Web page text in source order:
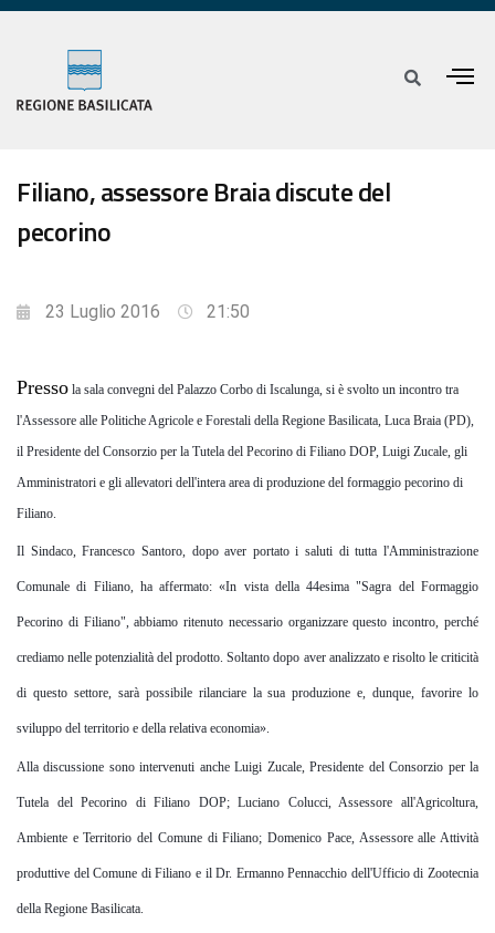
Filiano, assessore Braia discute del
pecorino
23 Luglio 2016 21:50
Presso la sala convegni del Palazzo Corbo di Iscalunga, si è svolto un incontro tra
l'Assessore alle Politiche Agricole e Forestali della Regione Basilicata, Luca Braia (PD),
il Presidente del Consorzio per la Tutela del Pecorino di Filiano DOP, Luigi Zucale, gli
Amministratori e gli allevatori dell'intera area di produzione del formaggio pecorino di
Filiano.
Il Sindaco, Francesco Santoro, dopo aver portato i saluti di tutta l'Amministrazione
Comunale di Filiano, ha affermato: «In vista della 44esima "Sagra del Formaggio
Pecorino di Filiano", abbiamo ritenuto necessario organizzare questo incontro, perché
crediamo nelle potenzialità del prodotto. Soltanto dopo aver analizzato e risolto le criticità
di questo settore, sarà possibile rilanciare la sua produzione e, dunque, favorire lo
sviluppo del territorio e della relativa economia».
Alla discussione sonointervenuti anche Luigi Zucale,Presidente del Consorzio per la
Tutela del Pecorino di Filiano DOP; Luciano Colucci, Assessore all'Agricoltura,
Ambiente e Territoriodel Comune di Filiano; Domenico Pace, Assessore alle Attività
produttive del Comune di Filiano e il Dr. Ermanno Pennacchio dell'Ufficio di Zootecnia
della Regione Basilicata.